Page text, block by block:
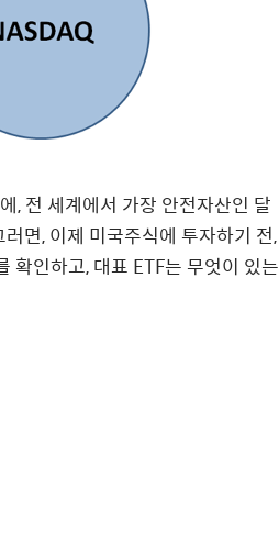
, 전 세계에서 가장 안전자산인 달
면, 이제 미국주식에 투자하기 전,
확인하고, 대표 ETF는 무엇이 있는